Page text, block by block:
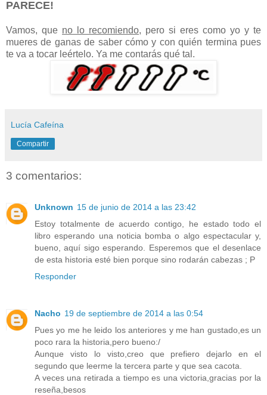
PARECE!
Vamos, que no lo recomiendo, pero si eres como yo y te
mueres de ganas de saber cómo y con quién termina pues
te va a tocar leértelo. Ya me contarás qué tal.
Lucía Cafeína
Compartir
3 comentarios:
Unknown 15 de junio de 2014 a las 23:42
Estoy totalmente de acuerdo contigo, he estado todo el
libro esperando una noticia bomba o algo espectacular y,
bueno, aquí sigo esperando. Esperemos que el desenlace
de esta historia esté bien porque sino rodarán cabezas ; P
Responder
Nacho 19 de septiembre de 2014 a las 0:54
Pues yo me he leido los anteriores y me han gustado,es un
poco rara la historia,pero bueno:/
Aunque visto lo visto,creo que prefiero dejarlo en el
segundo que leerme la tercera parte y que sea cacota.
A veces una retirada a tiempo es una victoria,gracias por la
reseña,besos